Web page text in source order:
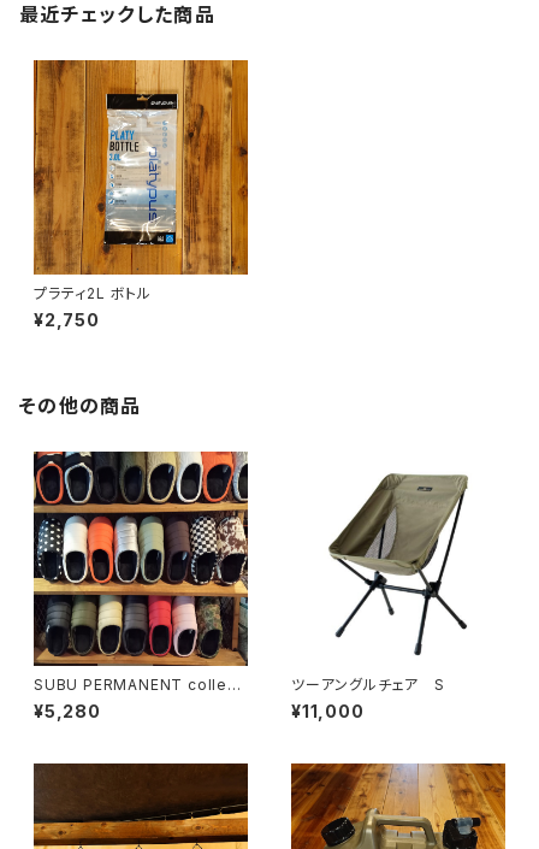
最近チェックした商品
プラティ2L ボトル
¥2,750
その他の商品
SUBU PERMANENT collecti
on
¥5,280
ツーアングルチェア S
¥11,000